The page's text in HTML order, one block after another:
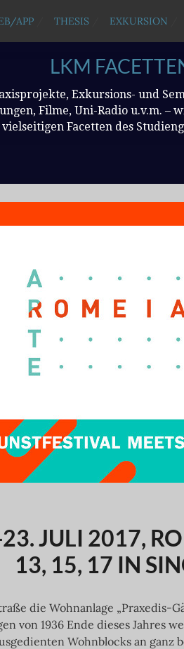
APP THESIS EXKURSION
LKM
Exkursions- und
Filme, Uni-Radio u.v.m. –
vielseitigen Facetten des
JULI 2017,
3, 15, 17 IN
die Wohnanlage „Praxedis-
von 1936 Ende dieses Jahres
Wohnblocks an